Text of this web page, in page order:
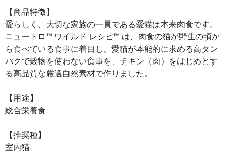
【商品特徴】
愛らしく、大切な家族の一員である愛猫は本来肉食です。
ニュートロ™ ワイルド レシピ™ は、肉食の猫が野生の頃か
ら食べている食事に着目し、愛猫が本能的に求める高タン
パクで穀物を使わない食事を、チキン（肉）をはじめとす
る高品質な厳選自然素材で作りました。
【用途】
総合栄養食
【推奨種】
室内猫